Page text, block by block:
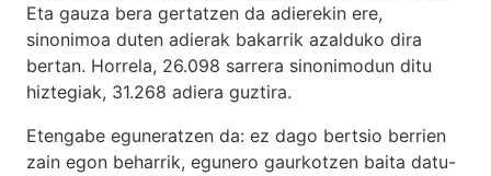
Eta gauza bera gertatzen da adierekin ere,
sinonimoa duten adierak bakarrik azalduko dira
bertan. Horrela, 26.098 sarrera sinonimodun ditu
hiztegiak, 31.268 adiera guztira.
Etengabe eguneratzen da: ez dago bertsio berrien
zain egon beharrik, egunero gaurkotzen baita datu-